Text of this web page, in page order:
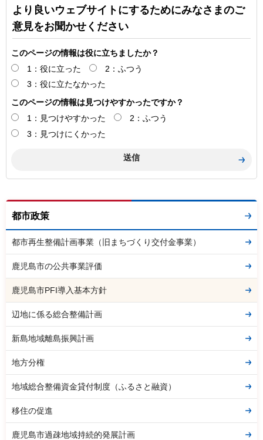
より良いウェブサイトにするためにみなさまのご
意見をお聞かせください
このページの情報は役に立ちましたか？
1：役に立った
2：ふつう
3：役に立たなかった
このページの情報は見つけやすかったですか？
1：見つけやすかった
2：ふつう
3：見つけにくかった
都市政策
都市再生整備計画事業（旧まちづくり交付金事業）
鹿児島市の公共事業評価
鹿児島市PFI導入基本方針
辺地に係る総合整備計画
新島地域離島振興計画
地方分権
地域総合整備資金貸付制度（ふるさと融資）
移住の促進
鹿児島市過疎地域持続的発展計画